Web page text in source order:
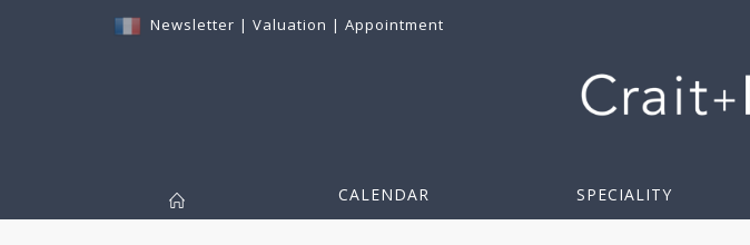
Newsletter | Valuation | Appointment
CALENDAR SPECIALITY